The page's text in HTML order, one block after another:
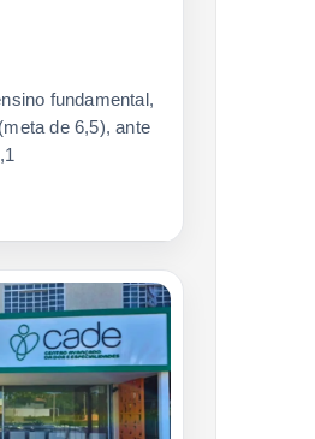
fundamental,
de 6,5), ante